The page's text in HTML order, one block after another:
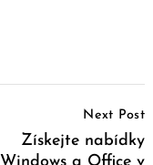
Next Post
Získejte nabídky